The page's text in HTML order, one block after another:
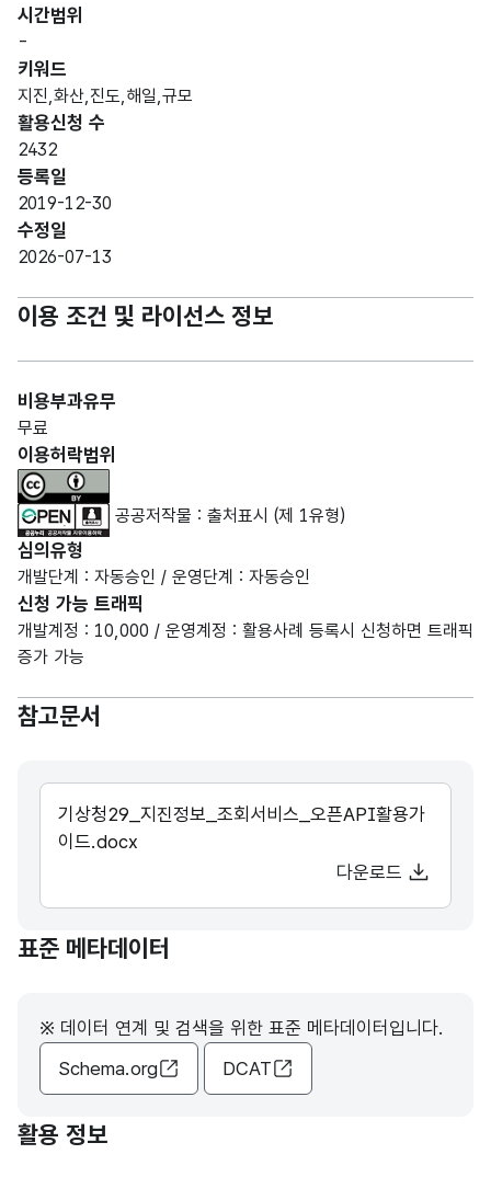
시간범위
-
키워드
지진,화산,진도,해일,규모
활용신청 수
2432
등록일
2019-12-30
수정일
2026-07-13
이용 조건 및 라이선스 정보
비용부과유무
무료
이용허락범위
공공저작물 : 출처표시 (제 1유형)
심의유형
개발단계 : 자동승인 / 운영단계 : 자동승인
신청 가능 트래픽
개발계정 : 10,000 / 운영계정 : 활용사례 등록시 신청하면 트래픽
증가 가능
참고문서
기상청29_지진정보_조회서비스_오픈API활용가
이드.docx
다운로드
표준 메타데이터
※ 데이터 연계 및 검색을 위한 표준 메타데이터입니다.
Schema.org
DCAT
활용 정보